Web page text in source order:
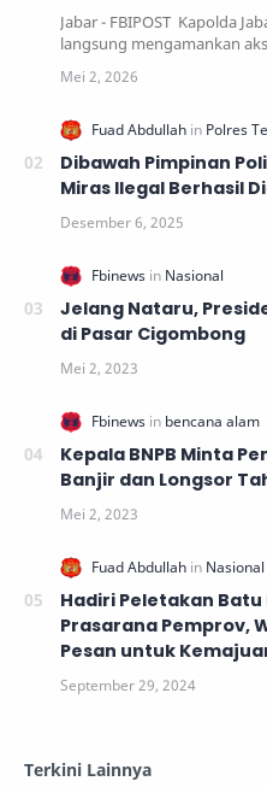
Jabar - FBIPOST Kapolda
langsung mengamankan
Dibawah Pimpinan
Miras Ilegal Berhasil
Jelang Nataru,
di Pasar Cigombong
Kepala BNPB Minta
Banjir dan Longsor
Hadiri Peletakan
Prasarana Pemprov,
Pesan untuk
Terkini Lainnya